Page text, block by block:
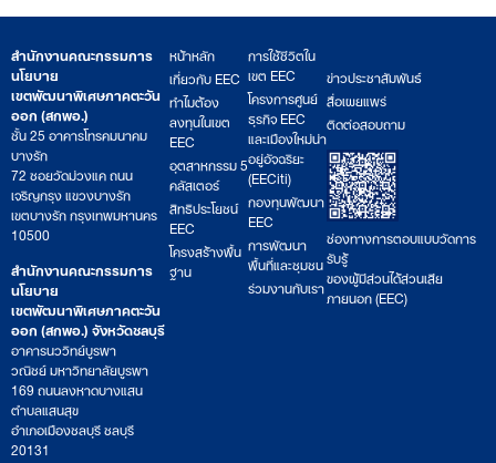
สำนักงานคณะกรรมการ
นโยบาย
เขตพัฒนาพิเศษภาคตะวัน
ออก (สกพอ.)
ชั้น 25 อาคารโทรคมนาคม
บางรัก
72 ซอยวัดม่วงแค ถนน
เจริญกรุง แขวงบางรัก
เขตบางรัก กรุงเทพมหานคร
10500
สำนักงานคณะกรรมการ
นโยบาย
เขตพัฒนาพิเศษภาคตะวัน
ออก (สกพอ.) จังหวัดชลบุรี
อาคารนววิทย์บูรพา
วณิชย์ มหาวิทยาลัยบูรพา
169 ถนนลงหาดบางแสน
ตำบลแสนสุข
อำเภอเมืองชลบุรี ชลบุรี
20131
หน้าหลัก
เกี่ยวกับ EEC
ทำไมต้อง
ลงทุนในเขต
EEC
อุตสาหกรรม 5
คลัสเตอร์
สิทธิประโยชน์
EEC
โครงสร้างพื้น
ฐาน
การใช้ชีวิตใน
เขต EEC
โครงการศูนย์
ธุรกิจ EEC
และเมืองใหม่น่า
อยู่อัจฉริยะ
(EECiti)
กองทุนพัฒนา
EEC
การพัฒนา
พื้นที่และชุมชน
ร่วมงานกับเรา
ข่าวประชาสัมพันธ์
สื่อเผยแพร่
ติดต่อสอบถาม
ช่องทางการตอบแบบวัดการ
รับรู้
ของผู้มีส่วนได้ส่วนเสีย
ภายนอก (EEC)